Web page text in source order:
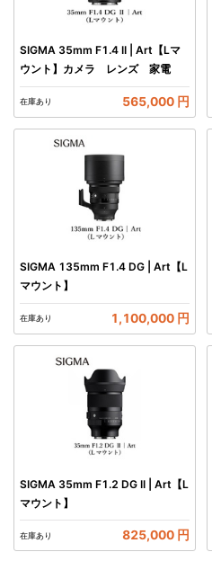
SIGMA 35mm F1.4 II | Art【Lマ
ウント】カメラ レンズ 家電
在庫あり 565,000 円
SIGMA 135mm F1.4 DG | Art【L
マウント】
在庫あり 1,100,000 円
SIGMA 35mm F1.2 DG II | Art【L
マウント】
在庫あり 825,000 円